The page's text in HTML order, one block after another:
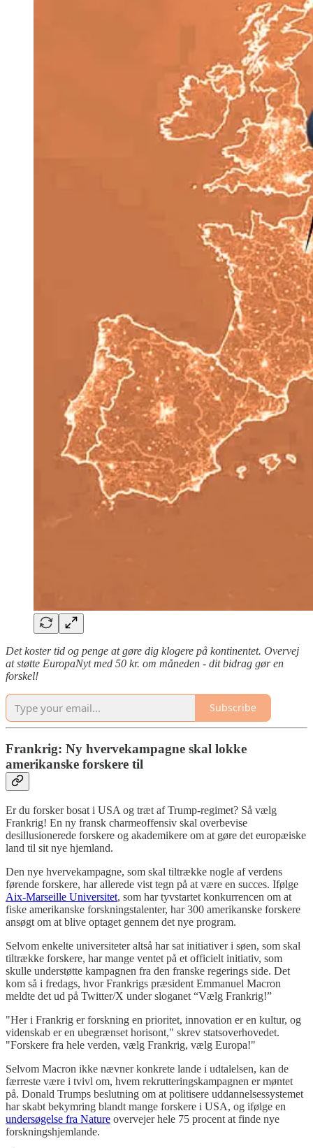
Det koster tid og penge at gøre dig klogere på kontinentet. Overvej
at støtte EuropaNyt med 50 kr. om måneden - dit bidrag gør en
forskel!
Subscribe
Frankrig: Ny hvervekampagne skal lokke
amerikanske forskere til
Er du forsker bosat i USA og træt af Trump-regimet? Så vælg
Frankrig! En ny fransk charmeoffensiv skal overbevise
desillusionerede forskere og akademikere om at gøre det europæiske
land til sit nye hjemland.
Den nye hvervekampagne, som skal tiltrække nogle af verdens
førende forskere, har allerede vist tegn på at være en succes. Ifølge
Aix-Marseille Universitet, som har tyvstartet konkurrencen om at
fiske amerikanske forskningstalenter, har 300 amerikanske forskere
ansøgt om at blive optaget gennem det nye program.
Selvom enkelte universiteter altså har sat initiativer i søen, som skal
tiltrække forskere, har mange ventet på et officielt initiativ, som
skulle understøtte kampagnen fra den franske regerings side. Det
kom så i fredags, hvor Frankrigs præsident Emmanuel Macron
meldte det ud på Twitter/X under sloganet “Vælg Frankrig!”
"Her i Frankrig er forskning en prioritet, innovation er en kultur, og
videnskab er en ubegrænset horisont," skrev statsoverhovedet.
"Forskere fra hele verden, vælg Frankrig, vælg Europa!"
Selvom Macron ikke nævner konkrete lande i udtalelsen, kan de
færreste være i tvivl om, hvem rekrutteringskampagnen er møntet
på. Donald Trumps beslutning om at politisere uddannelsessystemet
har skabt bekymring blandt mange forskere i USA, og ifølge en
undersøgelse fra Nature overvejer hele 75 procent at finde nye
forskningshjemlande.